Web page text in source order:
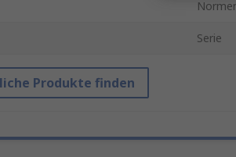
Serie
Produkte finden